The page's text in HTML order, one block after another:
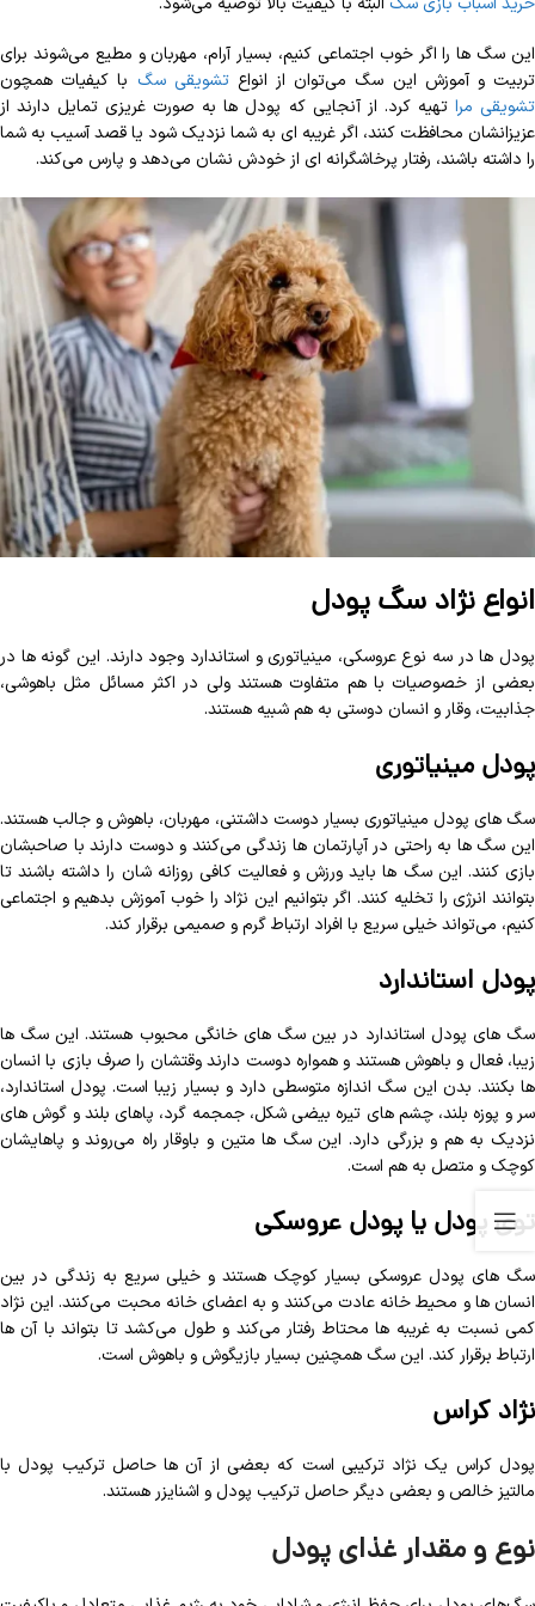
این سگ ها را اگر خوب اجتماعی کنیم، بسیار آرام، مهربان و مطیع می‌شوند برای
تربیت و آموزش این سگ می‌توان از انواعتشویقی سگ با کیفیات همچون
تشویقی مرا تهیه کرد. از آنجایی که پودل ها به صورت غریزی تمایل دارند از
عزیزانشان محافظت کنند، اگر غریبه ای به شما نزدیک شود یا قصد آسیب به شما
را داشته باشند، رفتار پرخاشگرانه ای از خودش نشان می‌دهد و پارس می‌کند.
انواع نژاد سگ پودل
پودل ها در سه نوع عروسکی، مینیاتوری و استاندارد وجود دارند. این گونه ها در
بعضی از خصوصیات با هم متفاوت هستند ولی در اکثر مسائل مثل باهوشی،
جذابیت، وقار و انسان دوستی به هم شبیه هستند.
پودل مینیاتوری
سگ های پودل مینیاتوری بسیار دوست داشتنی، مهربان، باهوش و جالب هستند.
این سگ ها به راحتی در آپارتمان ها زندگی می‌کنند و دوست دارند با صاحبشان
بازی کنند. این سگ ها باید ورزش و فعالیت کافی روزانه شان را داشته باشند تا
بتوانند انرژی را تخلیه کنند. اگر بتوانیم این نژاد را خوب آموزش بدهیم و اجتماعی
کنیم، می‌تواند خیلی سریع با افراد ارتباط گرم و صمیمی برقرار کند.
پودل استاندارد
سگ های پودل استاندارد در بین سگ های خانگی محبوب هستند. این سگ ها
زیبا، فعال و باهوش هستند و همواره دوست دارند وقتشان را صرف بازی با انسان
ها بکنند. بدن این سگ اندازه متوسطی دارد و بسیار زیبا است. پودل استاندارد،
سر و پوزه بلند، چشم های تیره بیضی شکل، جمجمه گرد، پاهای بلند و گوش های
نزدیک به هم و بزرگی دارد. این سگ ها متین و باوقار راه می‌روند و پاهایشان
کوچک و متصل به هم است.
توی پودل یا پودل عروسکی
سگ های پودل عروسکی بسیار کوچک هستند و خیلی سریع به زندگی در بین
انسان ها و محیط خانه عادت می‌کنند و به اعضای خانه محبت می‌کنند. این نژاد
کمی نسبت به غریبه ها محتاط رفتار می‌کند و طول می‌کشد تا بتواند با آن ها
ارتباط برقرار کند. این سگ همچنین بسیار بازیگوش و باهوش است.
نژاد کراس
پودل کراس یک نژاد ترکیبی است که بعضی از آن ها حاصل ترکیب پودل با
مالتیز خالص و بعضی دیگر حاصل ترکیب پودل و اشنایزر هستند.
نوع و مقدار غذای پودل